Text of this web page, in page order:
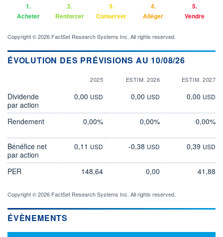
1.
Acheter
2.
Renforcer
3.
Conserver
4.
Alléger
5.
Vendre
Copyright © 2026 FactSet Research Systems Inc. All rights reserved.
ÉVOLUTION DES PRÉVISIONS AU 10/08/26
2025 ESTIM. 2026 ESTIM. 2027
Dividende
par action
0,00 USD 0,00 USD 0,00 USD
Rendement 0,00% 0,00% 0,00%
Bénéfice net
par action
0,11 USD -0,38 USD 0,39 USD
PER 148,64 0,00 41,88
Copyright © 2026 FactSet Research Systems Inc. All rights reserved.
ÉVÈNEMENTS